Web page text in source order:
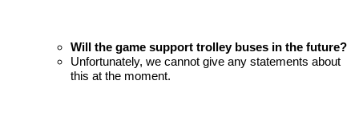
Will the game support trolley buses in the future?
Unfortunately, we cannot give any statements about
this at the moment.